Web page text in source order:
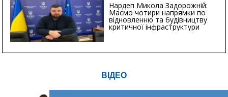
Нардеп Микола Задорожній:
Маємо чотири напрямки по
відновленню та будівництву
критичної інфраструктури
ВІДЕО